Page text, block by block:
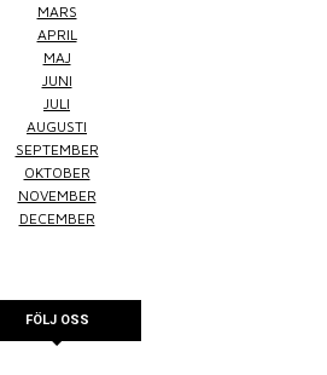
MARS
APRIL
MAJ
JUNI
JULI
AUGUSTI
SEPTEMBER
OKTOBER
NOVEMBER
DECEMBER
FÖLJ OSS